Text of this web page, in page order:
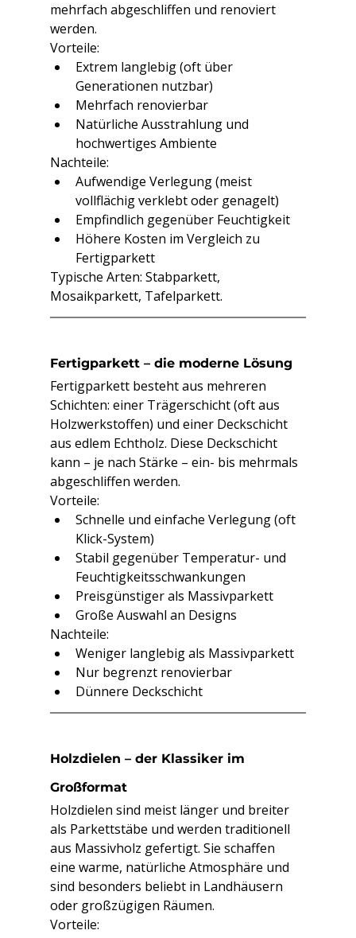
mehrfach abgeschliffen und renoviert
werden.
Vorteile:
Extrem langlebig (oft über
Generationen nutzbar)
Mehrfach renovierbar
Natürliche Ausstrahlung und
hochwertiges Ambiente
Nachteile:
Aufwendige Verlegung (meist
vollflächig verklebt oder genagelt)
Empfindlich gegenüber Feuchtigkeit
Höhere Kosten im Vergleich zu
Fertigparkett
Typische Arten: Stabparkett,
Mosaikparkett, Tafelparkett.
Fertigparkett – die moderne Lösung
Fertigparkett besteht aus mehreren
Schichten: einer Trägerschicht (oft aus
Holzwerkstoffen) und einer Deckschicht
aus edlem Echtholz. Diese Deckschicht
kann – je nach Stärke – ein- bis mehrmals
abgeschliffen werden.
Vorteile:
Schnelle und einfache Verlegung (oft
Klick-System)
Stabil gegenüber Temperatur- und
Feuchtigkeitsschwankungen
Preisgünstiger als Massivparkett
Große Auswahl an Designs
Nachteile:
Weniger langlebig als Massivparkett
Nur begrenzt renovierbar
Dünnere Deckschicht
Holzdielen – der Klassiker im
Großformat
Holzdielen sind meist länger und breiter
als Parkettstäbe und werden traditionell
aus Massivholz gefertigt. Sie schaffen
eine warme, natürliche Atmosphäre und
sind besonders beliebt in Landhäusern
oder großzügigen Räumen.
Vorteile: